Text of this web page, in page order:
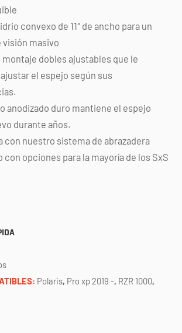
convexo de 11″ de ancho para un
visión masivo
montaje dobles ajustables que le
el espejo según sus
anodizado duro mantiene el espejo
durante años.
con nuestro sistema de abrazadera
con opciones para la mayoría de los SxS
Polaris, Pro xp 2019 -, RZR 1000,